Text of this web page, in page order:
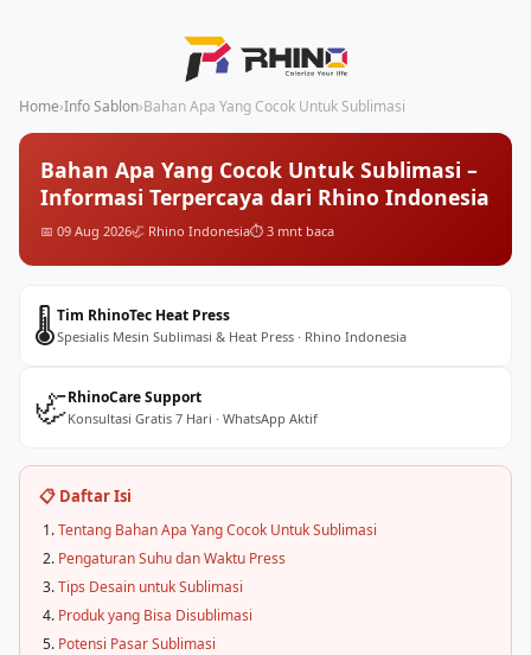
Home›Info Sablon›Bahan Apa Yang Cocok Untuk Sublimasi
Bahan Apa Yang Cocok Untuk Sublimasi –
Informasi Terpercaya dari Rhino Indonesia
📅 09 Aug 2026🦏 Rhino Indonesia⏱️ 3 mnt baca
🌡️Tim RhinoTec Heat Press
Spesialis Mesin Sublimasi & Heat Press · Rhino Indonesia
🦏RhinoCare Support
Konsultasi Gratis 7 Hari · WhatsApp Aktif
📋 Daftar Isi
Tentang Bahan Apa Yang Cocok Untuk Sublimasi
Pengaturan Suhu dan Waktu Press
Tips Desain untuk Sublimasi
Produk yang Bisa Disublimasi
Potensi Pasar Sublimasi